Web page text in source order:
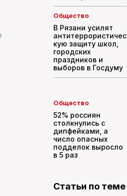
Общество
В Рязани усилят
антитеррористичес
кую защиту школ,
городских
праздников и
выборов в Госдуму
Общество
52% россиян
столкнулись с
дипфейками, а
число опасных
подделок выросло
в 5 раз
Статьи по теме